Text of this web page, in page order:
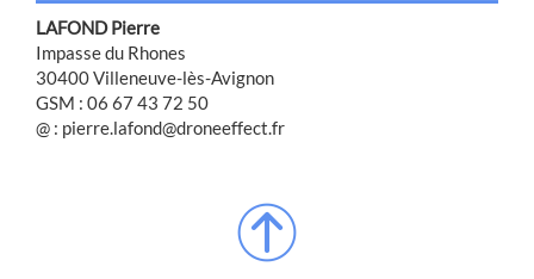
LAFOND Pierre
Impasse du Rhones
30400 Villeneuve-lès-Avignon
GSM : 06 67 43 72 50
@ : pierre.lafond@droneeffect.fr